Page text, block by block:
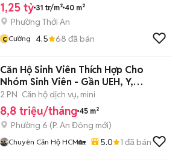
1,25 tỷ 31 tr/m² 40 m²
Phường Thới An
c Cường 4.5 68 đã bán
Căn Hộ Sinh Viên Thích Hợp Cho
Nhóm Sinh Viên - Gần UEH, Y,
SGU,KHTN
2 PN Căn hộ dịch vụ, mini
8,8 triệu/tháng 45 m²
Phường 6 (P. An Đông mới)
Chuyên Căn Hộ HCM🏡 5.0 1 đã bán